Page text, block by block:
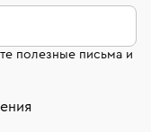
полезные письма и